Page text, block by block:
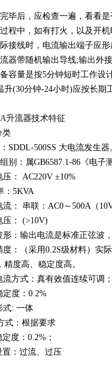
完毕后，应检查一遍，看看
过程中，如有打火，以及开
际接线时，电流输出端子应
流器带随机输出导线;输出外
备容量是按5分钟短时工作
升(30分钟-24小时)应按长期
升流器技术特征
类
SDDL-500SS 大电流发生器
组别：属GB6587.1-86《电
压： AC220V ±10%
5KVA
流： 串联：AC0～500A（
压： (>10V)
形：输出电流是标准正弦波
度：（采用0.2S级材料）实
精度高、稳定度高。
流方式：真有效值连续可调；
度：0.2%
式: 一体
式：根据要求
度：0.2%；
置：过流、过压